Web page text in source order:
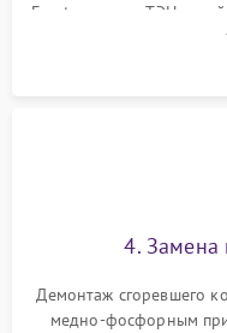
Frost, включая ТЭН
платы
4. Замена
Демонтаж сгоревшего
медно-фосфорным